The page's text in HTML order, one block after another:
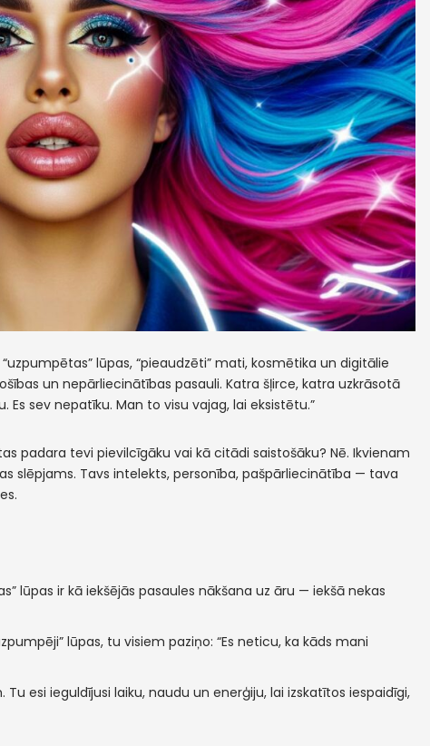
lūpas, “pieaudzēti” mati, kosmētika un digitālie
un nepārliecinātības pasauli. Katra šļirce, katra uzkrāsotā
Es sev nepatīku. Man to visu vajag, lai eksistētu.”
padara tevi pievilcīgāku vai kā citādi saistošāku? Nē. Ikvienam
slēpjams. Tavs intelekts, personība, pašpārliecinātība — tava
lūpas ir kā iekšējās pasaules nākšana uz āru — iekšā nekas
lūpas, tu visiem paziņo: “Es neticu, ka kāds mani
esi ieguldījusi laiku, naudu un enerģiju, lai izskatītos iespaidīgi,